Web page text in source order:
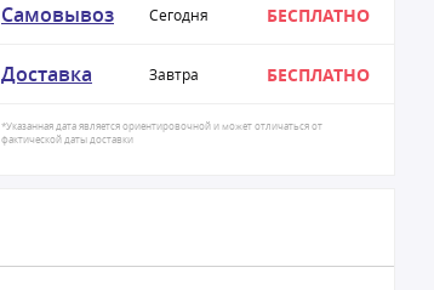
Самовывоз Сегодня БЕСПЛАТНО
Доставка Завтра БЕСПЛАТНО
*Указанная дата является ориентировочной и может отличаться от
фактической даты доставки